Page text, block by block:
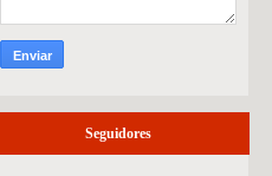
Seguidores